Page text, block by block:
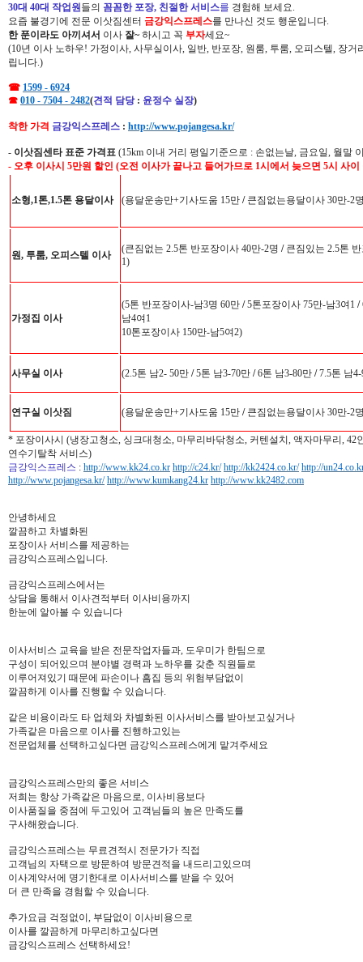
30대 40대 작업원들의 꼼꼼한 포장, 친절한 서비스를 경험해 보세요.
요즘 불경기에 전문 이삿짐센터 금강익스프레스를 만나신 것도 행운입니다.
한 푼이라도 아끼셔서 이사 잘~ 하시고 꼭 부자세요~
(10년 이사 노하우! 가정이사, 사무실이사, 일반, 반포장, 원룸, 투룸, 오피스텔, 장
립니다.)
☎ 1599 - 6924
☎ 010 - 7504 - 2482(견적 담당 : 윤정수 실장)
착한 가격 금강익스프레스 : http://www.pojangesa.kr/
- 이삿짐센타 표준 가격표 (15km 이내 거리 평일기준으로 : 손없는날, 금요일, 월말
- 오후 이사시 5만원 할인 (오전 이사가 끝나고 들어가므로 1시에서 늦으면 5시 사
소형,1톤,1.5톤 용달이사 (용달운송만+기사도움 15만 /큰짐없는용달이사 30만-2
원, 투룸, 오피스텔 이사
(큰짐없는 2.5톤 반포장이사 40만-2명 /큰짐있는 2.5톤
1)
가정집 이사
(5톤 반포장이사-남3명 60만 /5톤포장이사 75만-남3여1 /
남4여1
10톤포장이사 150만-남5여2)
사무실 이사 (2.5톤 남2- 50만 /5톤 남3-70만 /6톤 남3-80만 /7.5톤 남
연구실 이삿짐 (용달운송만+기사도움 15만 /큰짐없는용달이사 30만-2
* 포장이사시 (냉장고청소, 싱크대청소, 마무리바닦청소, 커텐설치, 액자마무리,
연수기탈착 서비스)
금강익스프레스 : http://www.kk24.co.kr http://c24.kr/ http://kk2424.co.kr/ http://
http://www.pojangesa.kr/ http://www.kumkang24.kr http://www.kk2482.com
안녕하세요
깔끔하고 차별화된
포장이사 서비스를 제공하는
금강익스프레스입니다.
금강익스프레스에서는
상담을 통해서 이사견적부터 이사비용까지
한눈에 알아볼 수 있습니다
이사서비스 교육을 받은 전문작업자들과, 도우미가 한팀으로
구성이 되어있으며 분야별 경력과 노하우를 갖춘 직원들로
이루어져있기 때문에 파손이나 흠집 등의 위험부담없이
깔끔하게 이사를 진행할 수 있습니다.
같은 비용이라도 타 업체와 차별화된 이사서비스를 받아보고싶거나
가족같은 마음으로 이사를 진행하고있는
전문업체를 선택하고싶다면 금강익스프레스에게 맡겨주세요
금강익스프레스만의 좋은 서비스
저희는 항상 가족같은 마음으로, 이사비용보다
이사품질을 중점에 두고있어 고객님들의 높은 만족도를
구사해왔습니다.
금강익스프레스는 무료견적시 전문가가 직접
고객님의 자택으로 방문하여 방문견적을 내드리고있으며
이사계약서에 명기한대로 이사서비스를 받을 수 있어
더 큰 만족을 경험할 수 있습니다.
추가요금 걱정없이, 부담없이 이사비용으로
이사를 깔끔하게 마무리하고싶다면
금강익스프레스 선택하세요!